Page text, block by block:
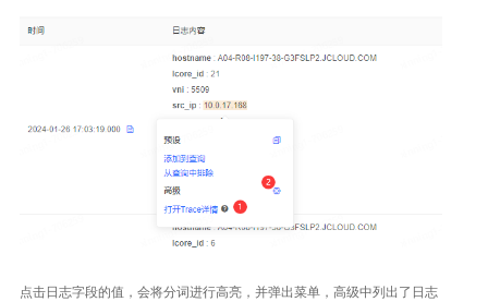
点击日志字段的值，会将分词进行高亮，并弹出菜单，高级中列出了日志